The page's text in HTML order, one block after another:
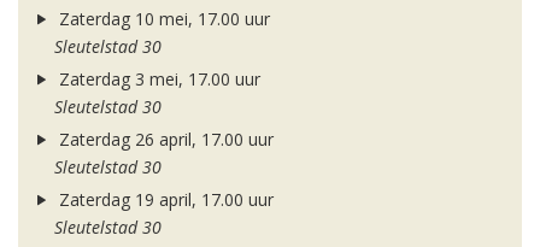
Zaterdag 10 mei, 17.00 uur
Sleutelstad 30
Zaterdag 3 mei, 17.00 uur
Sleutelstad 30
Zaterdag 26 april, 17.00 uur
Sleutelstad 30
Zaterdag 19 april, 17.00 uur
Sleutelstad 30